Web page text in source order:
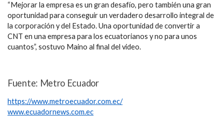
“Mejorar la empresa es un gran desafío, pero también una gran
oportunidad para conseguir un verdadero desarrollo integral de
la corporación y del Estado. Una oportunidad de convertir a
CNT en una empresa para los ecuatorianos y no para unos
cuantos”, sostuvo Maino al final del video.
Fuente: Metro Ecuador
https://www.metroecuador.com.ec/
www.ecuadornews.com.ec